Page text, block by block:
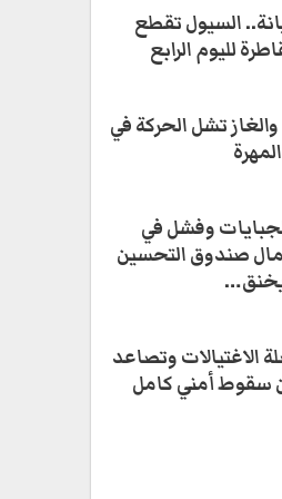
السيول تقطع
لليوم الرابع
تشل الحركة في
المهرة ​
وفشل في
صندوق التحسين
الاغتيالات وتصاعد
سقوط أمني كامل